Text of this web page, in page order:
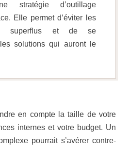
stratégie d’outillage
Elle permet d’éviter les
superflus et de se
solutions qui auront le
en compte la taille de votre
internes et votre budget. Un
pourrait s’avérer contre-